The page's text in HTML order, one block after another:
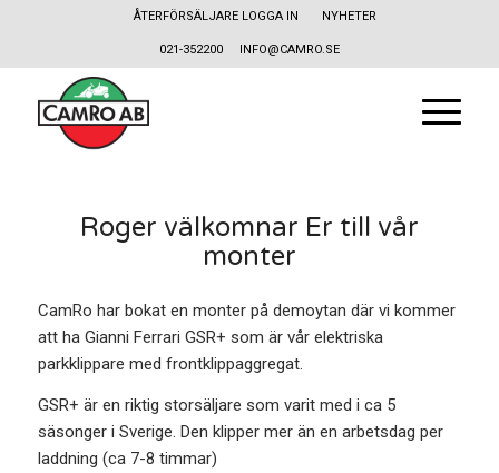
ÅTERFÖRSÄLJARE LOGGA IN NYHETER
021-352200 INFO@CAMRO.SE
Roger välkomnar Er till vår
monter
CamRo har bokat en monter på demoytan där vi kommer
att ha Gianni Ferrari GSR+ som är vår elektriska
parkklippare med frontklippaggregat.
GSR+ är en riktig storsäljare som varit med i ca 5
säsonger i Sverige. Den klipper mer än en arbetsdag per
laddning (ca 7-8 timmar)